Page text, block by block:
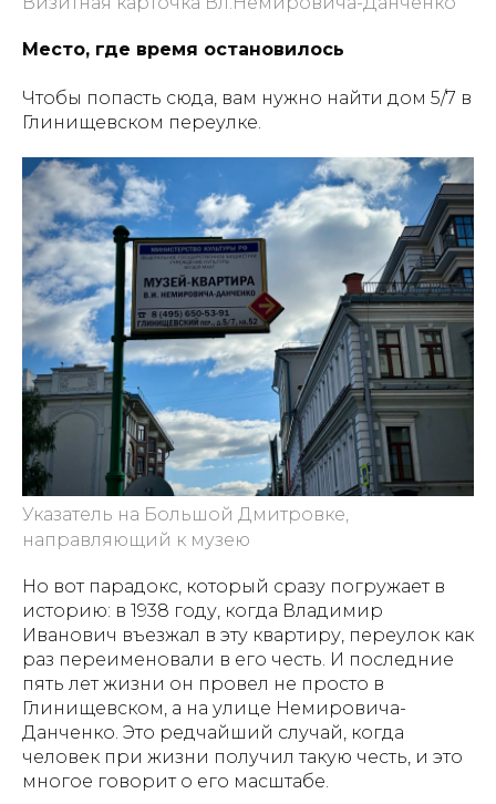
Место, где время остановилось
Чтобы попасть сюда, вам нужно найти дом 5/7 в
Глинищевском переулке.
Указатель на Большой Дмитровке,
направляющий к музею
Но вот парадокс, который сразу погружает в
историю: в 1938 году, когда Владимир
Иванович въезжал в эту квартиру, переулок как
раз переименовали в его честь. И последние
пять лет жизни он провел не просто в
Глинищевском, а на улице Немировича-
Данченко. Это редчайший случай, когда
человек при жизни получил такую честь, и это
многое говорит о его масштабе.